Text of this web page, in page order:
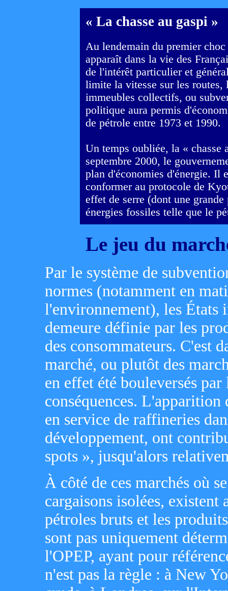
« La chasse au gaspi »
Au lendemain du premier
apparaît dans la vie des
de l'intérêt particulier et
limite la vitesse sur les routes,
immeubles collectifs, ou
politique aura permis
de pétrole entre 1973 et 1990.
Un temps oubliée, la « chasse
septembre 2000, le
plan d'économies d'énergie. Il
conformer au protocole de
effet de serre (dont une
énergies fossiles telle que le
Le jeu du
Par le système de
normes (notamment en
l'environnement), les
demeure définie par les
des consommateurs. C'est
marché, ou plutôt des
en effet été bouleversés
conséquences.
en service de raffineries
développement, ont
spots », jusqu'alors
À côté de ces marchés où
cargaisons isolées, existent
pétroles bruts et les
sont pas uniquement
l'OPEP, ayant pour
n'est pas la règle : à New